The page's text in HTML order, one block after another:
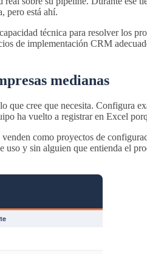
pero está ahí.
técnica para resolver los
de implementación CRM
medianas
cree que necesita. Configura
ha vuelto a registrar en Excel
como proyectos de
y sin alguien que entienda el